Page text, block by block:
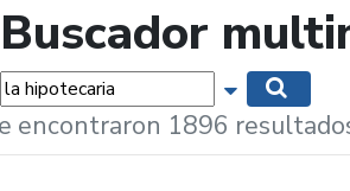
Buscador
Mostrar
encontraron 1896